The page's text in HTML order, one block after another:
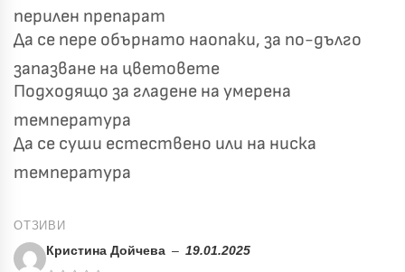
перилен препарат
Да се пере обърнато наопаки, за по-дълго
запазване на цветовете
Подходящо за гладене на умерена
температура
Да се суши естествено или на ниска
температура
ОТЗИВИ
Кристина Дойчева – 19.01.2025